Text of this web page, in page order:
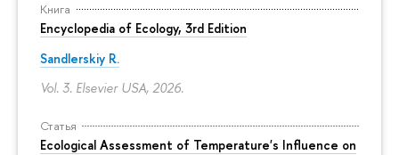
Книга
Encyclopedia of Ecology, 3rd Edition
Sandlerskiy R.
Vol. 3. Elsevier USA, 2026.
Статья
Ecological Assessment of Temperature's Influence on